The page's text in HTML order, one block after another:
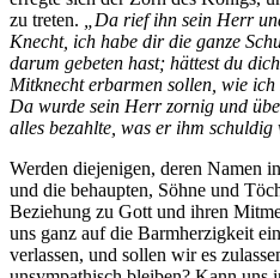
zu treten.
„Da rief ihn sein Herr
Knecht, ich habe dir die ganze
darum gebeten hast; hättest du
Mitknecht erbarmen sollen, wie
Da wurde sein Herr zornig und
alles bezahlte, was er ihm schuldig
Werden diejenigen, deren Namen
und die behaupten, Söhne und
Beziehung zu Gott und ihren
uns ganz auf die Barmherzigkeit
verlassen, und sollen wir es